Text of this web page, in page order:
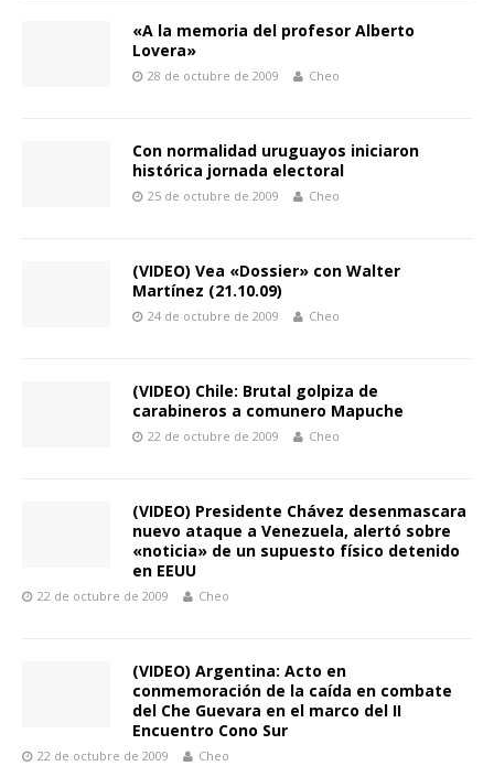
«A la memoria del profesor Alberto
Lovera»
28 de octubre de 2009 Cheo
Con normalidad uruguayos iniciaron
histórica jornada electoral
25 de octubre de 2009 Cheo
(VIDEO) Vea «Dossier» con Walter
Martínez (21.10.09)
24 de octubre de 2009 Cheo
(VIDEO) Chile: Brutal golpiza de
carabineros a comunero Mapuche
22 de octubre de 2009 Cheo
(VIDEO) Presidente Chávez desenmascara
nuevo ataque a Venezuela, alertó sobre
«noticia» de un supuesto físico detenido
en EEUU
22 de octubre de 2009 Cheo
(VIDEO) Argentina: Acto en
conmemoración de la caída en combate
del Che Guevara en el marco del II
Encuentro Cono Sur
22 de octubre de 2009 Cheo